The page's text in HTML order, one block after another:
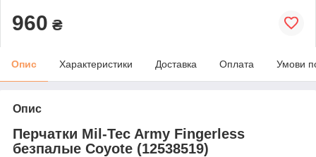
960 ₴
Опис Характеристики Доставка Оплата Умови
Опис
Перчатки Mil-Tec Army Fingerless
безпалые Coyote (12538519)